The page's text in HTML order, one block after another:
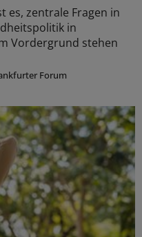
es, zentrale Fragen in
in
Vordergrund stehen
Forum